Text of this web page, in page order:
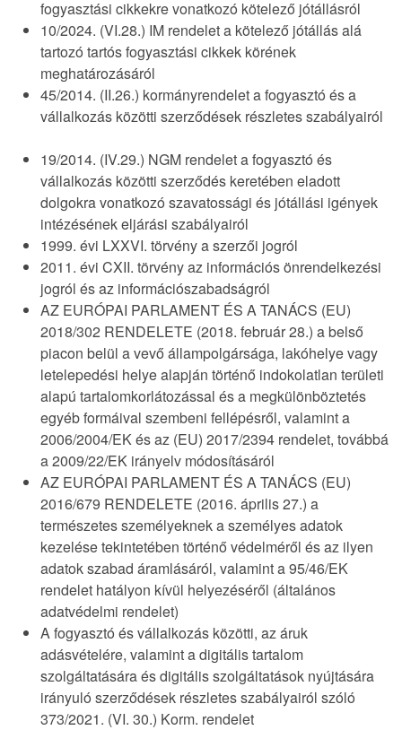
fogyasztási cikkekre vonatkozó kötelező jótállásról
10/2024. (VI.28.) IM rendelet a kötelező jótállás alá
tartozó tartós fogyasztási cikkek körének
meghatározásáról
45/2014. (II.26.) kormányrendelet a fogyasztó és a
vállalkozás közötti szerződések részletes szabályairól
19/2014. (IV.29.) NGM rendelet a fogyasztó és
vállalkozás közötti szerződés keretében eladott
dolgokra vonatkozó szavatossági és jótállási igények
intézésének eljárási szabályairól
1999. évi LXXVI. törvény a szerzői jogról
2011. évi CXII. törvény az információs önrendelkezési
jogról és az információszabadságról
AZ EURÓPAI PARLAMENT ÉS A TANÁCS (EU)
2018/302 RENDELETE (2018. február 28.) a belső
piacon belül a vevő állampolgársága, lakóhelye vagy
letelepedési helye alapján történő indokolatlan területi
alapú tartalomkorlátozással és a megkülönböztetés
egyéb formáival szembeni fellépésről, valamint a
2006/2004/EK és az (EU) 2017/2394 rendelet, továbbá
a 2009/22/EK irányelv módosításáról
AZ EURÓPAI PARLAMENT ÉS A TANÁCS (EU)
2016/679 RENDELETE (2016. április 27.) a
természetes személyeknek a személyes adatok
kezelése tekintetében történő védelméről és az ilyen
adatok szabad áramlásáról, valamint a 95/46/EK
rendelet hatályon kívül helyezéséről (általános
adatvédelmi rendelet)
A fogyasztó és vállalkozás közötti, az áruk
adásvételére, valamint a digitális tartalom
szolgáltatására és digitális szolgáltatások nyújtására
irányuló szerződések részletes szabályairól szóló
373/2021. (VI. 30.) Korm. rendelet